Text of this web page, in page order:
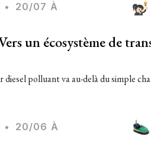
•
20/07 À
un écosystème de
polluant va au-delà du simple
•
20/06 À